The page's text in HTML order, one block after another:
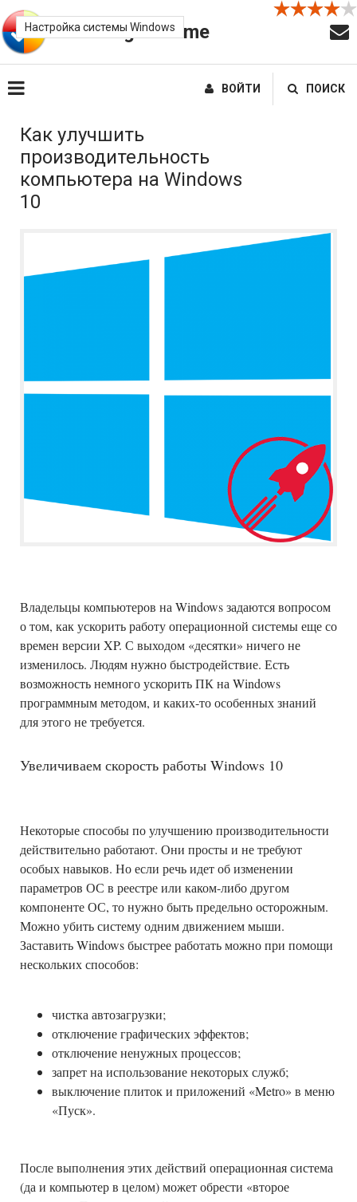
FreePrograms.me
ВОЙТИ ПОИСК
Как улучшить
производительность
компьютера на Windows
10
Владельцы компьютеров на Windows задаются вопросом
о том, как ускорить работу операционной системы еще со
времен версии XP. С выходом «десятки» ничего не
изменилось. Людям нужно быстродействие. Есть
возможность немного ускорить ПК на Windows
программным методом, и каких-то особенных знаний
для этого не требуется.
Увеличиваем скорость работы Windows 10
Некоторые способы по улучшению производительности
действительно работают. Они просты и не требуют
особых навыков. Но если речь идет об изменении
параметров ОС в реестре или каком-либо другом
компоненте ОС, то нужно быть предельно осторожным.
Можно убить систему одним движением мыши.
Заставить Windows быстрее работать можно при помощи
нескольких способов:
чистка автозагрузки;
отключение графических эффектов;
отключение ненужных процессов;
запрет на использование некоторых служб;
выключение плиток и приложений «Metro» в меню
«Пуск».
После выполнения этих действий операционная система
(да и компьютер в целом) может обрести «второе
Настройка системы Windows